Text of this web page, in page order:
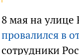
8 мая на улице
провалился в
сотрудники